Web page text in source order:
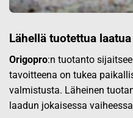
Lähellä tuotettua laatua
Origopro:n tuotanto
tavoitteena on tukea
valmistusta. Läheinen
laadun jokaisessa